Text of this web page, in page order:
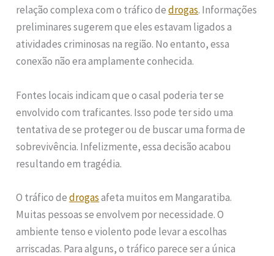
relação complexa com o tráfico dedrogas. Informações
preliminares sugerem que eles estavam ligados a
atividades criminosas na região. No entanto, essa
conexão não era amplamente conhecida.
Fontes locais indicam que o casal poderia ter se
envolvido com traficantes. Isso pode ter sido uma
tentativa de se proteger ou de buscar uma forma de
sobrevivência. Infelizmente, essa decisão acabou
resultando em tragédia.
O tráfico dedrogasafeta muitos em Mangaratiba.
Muitas pessoas se envolvem por necessidade. O
ambiente tenso e violento pode levar a escolhas
arriscadas. Para alguns, o tráfico parece ser a única